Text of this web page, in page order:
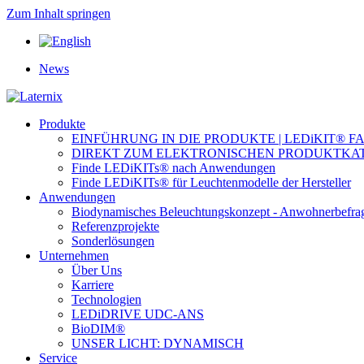
Zum Inhalt springen
News
Produkte
EINFÜHRUNG IN DIE PRODUKTE | LEDiKIT®
DIREKT ZUM ELEKTRONISCHEN
Finde LEDiKITs® nach Anwendungen
Finde LEDiKITs® für Leuchtenmodelle der Hersteller
Anwendungen
Biodynamisches Beleuchtungskonzept -
Referenzprojekte
Sonderlösungen
Unternehmen
Über Uns
Karriere
Technologien
LEDiDRIVE UDC-ANS
BioDIM®
UNSER LICHT: DYNAMISCH
Service